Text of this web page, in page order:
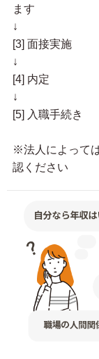
ます
↓
[3] 面接実施
↓
[4] 内定
↓
[5] 入職手続き
※法人によって
認ください